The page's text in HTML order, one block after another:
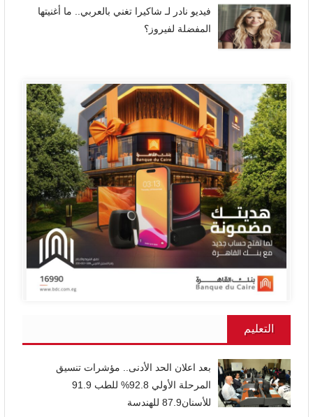
فيديو نادر لـ شاكيرا تغني بالعربي.. ما أغنيتها
المفضلة لفيروز؟
التعليم
بعد اعلان الحد الأدنى.. مؤشرات تنسيق
المرحلة الأولي 92.8% للطب 91.9
للأسنان87.9 للهندسة